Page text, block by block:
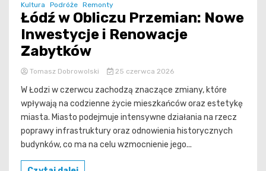
Kultura Podróże Remonty
Łódź w Obliczu Przemian: Nowe
Inwestycje i Renowacje
Zabytków
Tomasz Dobrowolski 25 czerwca 2026
W Łodzi w czerwcu zachodzą znaczące zmiany, które
wpływają na codzienne życie mieszkańców oraz estetykę
miasta. Miasto podejmuje intensywne działania na rzecz
poprawy infrastruktury oraz odnowienia historycznych
budynków, co ma na celu wzmocnienie jego...